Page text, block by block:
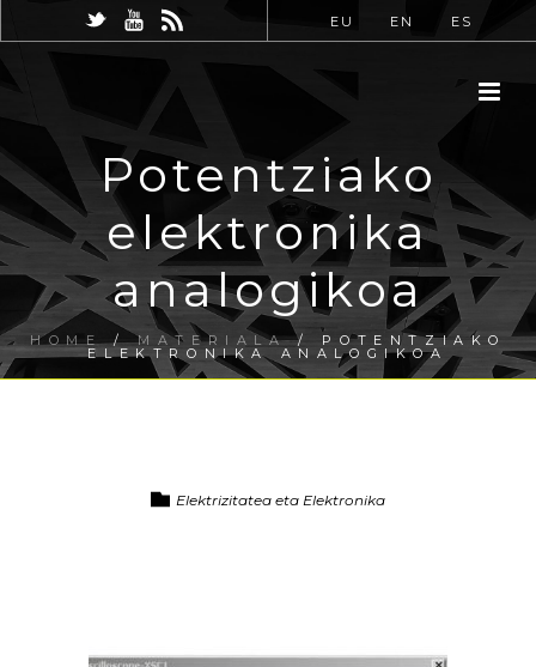
EU EN ES
Potentziako
elektronika
analogikoa
HOME/MATERIALA/ POTENTZIAKO
ELEKTRONIKA ANALOGIKOA
Elektrizitatea eta Elektronika